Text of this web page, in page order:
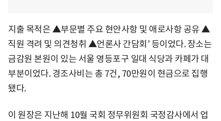
지출 목적은 ▲부문별 주요 현안사항 및 애로사항 공유 ▲
직원 격려 및 의견청취 ▲언론사 간담회' 등이었다. 장소는
금감원 본원이 있는 서울 영등포구 일대 식당과 카페가 대
부분이었다. 경조사비는 총 7건, 70만원이 현금으로 집행
됐다.
이 원장은 지난해 10월 국회 정무위원회 국정감사에서 업